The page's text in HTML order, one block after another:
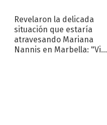
Revelaron la delicada
situación que estaría
atravesando Mariana
Nannis en Marbella: "Vive